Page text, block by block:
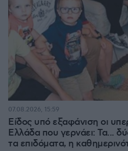
Είδος υπό εξαφάνιση οι
Ελλάδα που γερνάει: Τα...
τα επιδόματα, η
07.08.2026, 15:59